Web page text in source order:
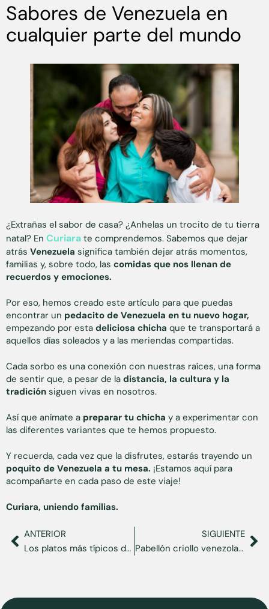
Sabores de Venezuela en
cualquier parte del mundo
¿Extrañas el sabor de casa? ¿Anhelas un trocito de tu tierra
natal? En Curiara te comprendemos. Sabemos que dejar
atrás Venezuela significa también dejar atrás momentos,
familias y, sobre todo, las comidas que nos llenan de
recuerdos y emociones.
Por eso, hemos creado este artículo para que puedas
encontrar un pedacito de Venezuela en tu nuevo hogar,
empezando por esta deliciosa chicha que te transportará a
aquellos días soleados y a las meriendas compartidas.
Cada sorbo es una conexión con nuestras raíces, una forma
de sentir que, a pesar de la distancia, la cultura y la
tradición siguen vivas en nosotros.
Así que anímate a preparar tu chicha y a experimentar con
las diferentes variantes que te hemos propuesto.
Y recuerda, cada vez que la disfrutes, estarás trayendo un
poquito de Venezuela a tu mesa. ¡Estamos aquí para
acompañarte en cada paso de este viaje!
Curiara, uniendo familias.
ANTERIOR
Los platos más típicos de la gastronomía de Venezuela
SIGUIENTE
Pabellón criollo venezolano, un tesoro de nuestra tierra